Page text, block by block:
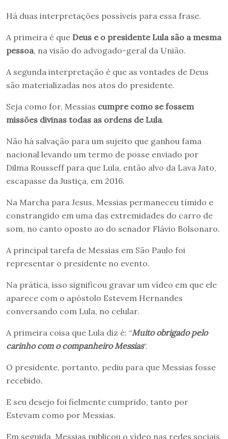
Há duas interpretações possíveis para essa frase.
A primeira é que Deus e o presidente Lula são a mesma
pessoa, na visão do advogado-geral da União.
A segunda interpretação é que as vontades de Deus
são materializadas nos atos do presidente.
Seja como for, Messias cumpre como se fossem
missões divinas todas as ordens de Lula.
Não há salvação para um sujeito que ganhou fama
nacional levando um termo de posse enviado por
Dilma Rousseff para que Lula, então alvo da Lava Jato,
escapasse da Justiça, em 2016.
Na Marcha para Jesus, Messias permaneceu tímido e
constrangido em uma das extremidades do carro de
som, no canto oposto ao do senador Flávio Bolsonaro.
A principal tarefa de Messias em São Paulo foi
representar o presidente no evento.
Na prática, isso significou gravar um vídeo em que ele
aparece com o apóstolo Estevem Hernandes
conversando com Lula, no celular.
A primeira coisa que Lula diz é: “Muito obrigado pelo
carinho com o companheiro Messias“.
O presidente, portanto, pediu para que Messias fosse
recebido.
E seu desejo foi fielmente cumprido, tanto por
Estevam como por Messias.
Em seguida, Messias publicou o vídeo nas redes sociais,